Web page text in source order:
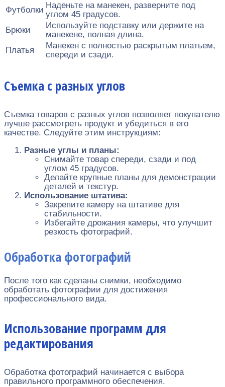
Футболки Наденьте на манекен, разверните под
углом 45 градусов.
Брюки
Используйте подставку или держите на
манекене, полная длина.
Платья
Манекен с полностью раскрытым платьем,
спереди и сзади.
Съемка с разных углов
Съемка товаров с разных углов позволяет покупателю
лучше рассмотреть продукт и убедиться в его
качестве. Следуйте этим инструкциям:
Разные углы и планы:
Снимайте товар спереди, сзади и под
углом 45 градусов.
Делайте крупные планы для демонстрации
деталей и текстур.
Использование штатива:
Закрепите камеру на штативе для
стабильности.
Избегайте дрожания камеры, что улучшит
резкость фотографий.
Обработка фотографий
После того как сделаны снимки, необходимо
обработать фотографии для достижения
профессионального вида.
Использование программ для
редактирования
Обработка фотографий начинается с выбора
правильного программного обеспечения.